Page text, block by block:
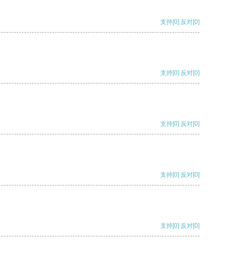
支持[0] 反对[0]
支持[0] 反对[0]
支持[0] 反对[0]
支持[0] 反对[0]
支持[0] 反对[0]